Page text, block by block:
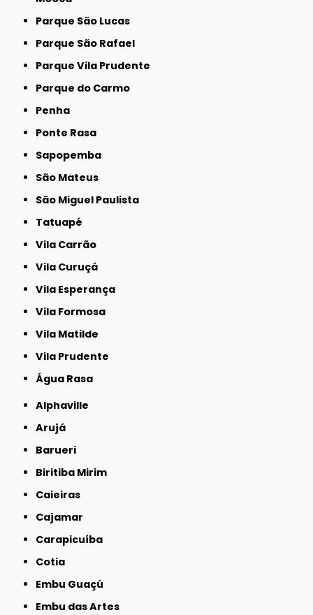
Parque São Lucas
Parque São Rafael
Parque Vila Prudente
Parque do Carmo
Penha
Ponte Rasa
Sapopemba
São Mateus
São Miguel Paulista
Tatuapé
Vila Carrão
Vila Curuçá
Vila Esperança
Vila Formosa
Vila Matilde
Vila Prudente
Água Rasa
Alphaville
Arujá
Barueri
Biritiba Mirim
Caieiras
Cajamar
Carapicuíba
Cotia
Embu Guaçú
Embu das Artes